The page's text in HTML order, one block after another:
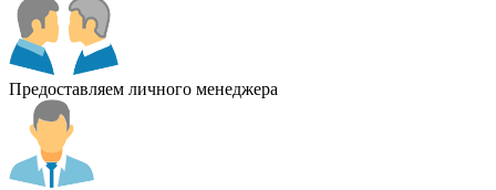
Предоставляем личного менеджера